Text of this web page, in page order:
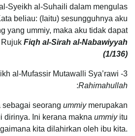
Syeikh al-Suhaili dalam mengulas
beliau: (Iaitu) sesungguhnya aku
yang ummiy, maka aku tidak dapat
Fiqh al-Sirah al-Nabawiyyah
(1/136)
3- Pendapat al-Syeikh al-Mufassir Mutawalli Sya’rawi
Rahimahullah
:
seorang ummiymerupakan
dirinya. Ini kerana makna ummiyitu
kita dilahirkan oleh ibu kita.